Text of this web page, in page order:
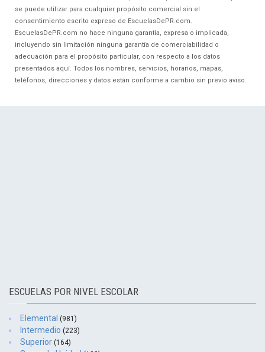
se puede utilizar para cualquier propósito comercial sin el
consentimiento escrito expreso de EscuelasDePR.com.
EscuelasDePR.com no hace ninguna garantía, expresa o implicada,
incluyendo sin limitación ninguna garantía de comerciabilidad o
adecuación para el propósito particular, con respecto a los datos
presentados aquí. Todos los nombres, servicios, horarios, mapas,
teléfonos, direcciones y datos están conforme a cambio sin previo aviso.
ESCUELAS POR NIVEL ESCOLAR
Elemental (981)
Intermedio (223)
Superior (164)